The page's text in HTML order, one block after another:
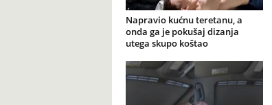
Napravio kućnu teretanu, a
onda ga je pokušaj dizanja
utega skupo koštao